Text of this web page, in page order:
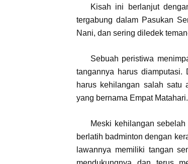
Kisah ini berlanjut
tergabung dalam Pasukan
Nani, dan sering diledek
Sebuah peristiwa
tangannya harus
harus kehilangan salah satu
yang bernama Empat Matahari.
Meski kehilangan
berlatih badminton dengan
lawannya memiliki tangan